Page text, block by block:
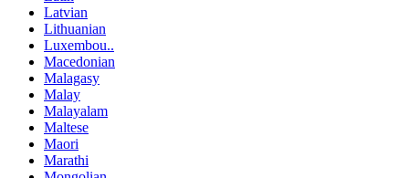
Latvian
Lithuanian
Luxembou..
Macedonian
Malagasy
Malay
Malayalam
Maltese
Maori
Marathi